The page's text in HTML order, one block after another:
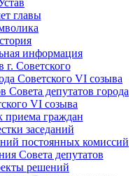
главы
информация
г. Советского
Советского VI созыва
Совета депутатов города
VI созыва
приема граждан
заседаний
постоянных комиссий
Совета депутатов
решений